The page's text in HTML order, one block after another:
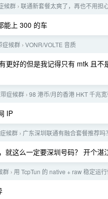
候群 › 联通新套餐太爽了，再也不用担
能上 300 的车
症候群 › VONR/VOLTE 音质
更好的但是我记得只有 mtk 且
症候群 › 98 港币/月的香港 HKT 千兆
IP
候群 › 广东深圳联通有融合套餐推荐吗？
就这么一定要深圳号码？ 开个湛
群 › 用 TcpTun 的 native + raw 稳定运